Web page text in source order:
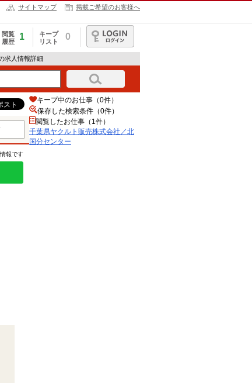
サイトマップ 掲載ご希望のお客様へ
閲覧
履歴
1
キープ
リスト
0
ログイン
求人情報詳細
報です
キープ中のお仕事（0件）
保存した検索条件（0件）
閲覧したお仕事（1件）
千葉県ヤクルト販売株式会社／北
国分センター